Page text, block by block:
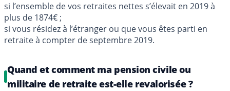
si l’ensemble de vos retraites nettes s’élevait en 2019 à
plus de 1874€ ;
si vous résidez à l’étranger ou que vous êtes parti en
retraite à compter de septembre 2019.
Quand et comment ma pension civile ou
militaire de retraite est-elle revalorisée ?